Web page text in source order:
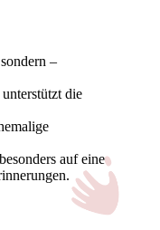
–
die
auf eine